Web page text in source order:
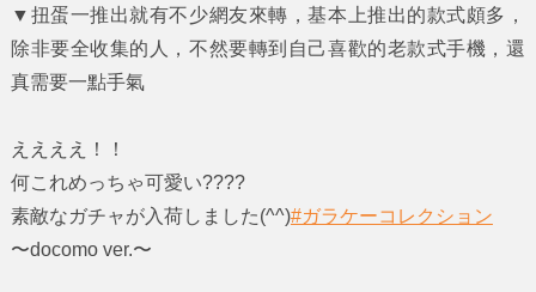
▼扭蛋一推出就有不少網友來轉，基本上推出的款式頗多，
除非要全收集的人，不然要轉到自己喜歡的老款式手機，還
真需要一點手氣
ええええ！！
何これめっちゃ可愛い????
素敵なガチャが入荷しました(^^)#ガラケーコレクション
〜docomo ver.〜